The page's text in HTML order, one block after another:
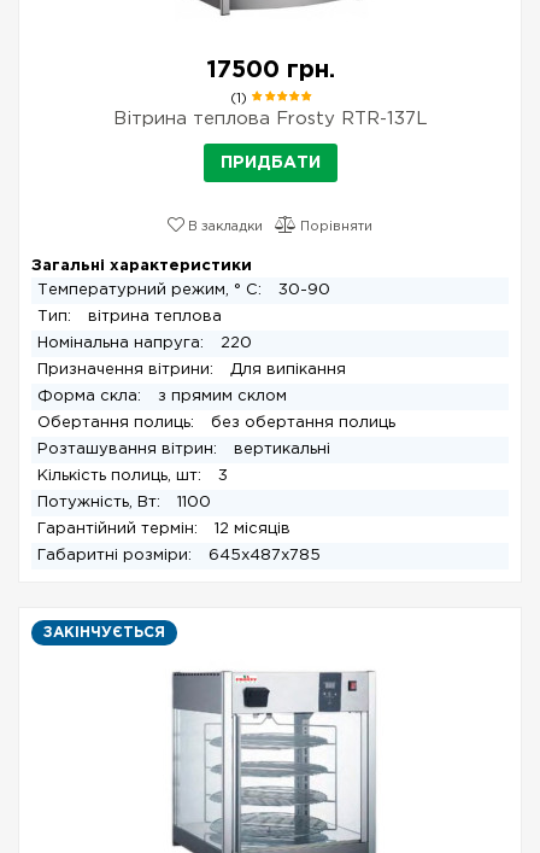
17500 грн.
(1)
Вітрина теплова Frosty RTR-137L
ПРИДБАТИ
В закладки Порівняти
Загальні характеристики
Температурний режим, ° С:
30-90
Тип:
вітрина теплова
Номінальна напруга:
220
Призначення вітрини:
Для випікання
Форма скла:
з прямим склом
Обертання полиць:
без обертання полиць
Розташування вітрин:
вертикальні
Кількість полиць, шт:
3
Потужність, Вт:
1100
Гарантійний термін:
12 місяців
Габаритні розміри:
645х487х785
ЗАКІНЧУЄТЬСЯ